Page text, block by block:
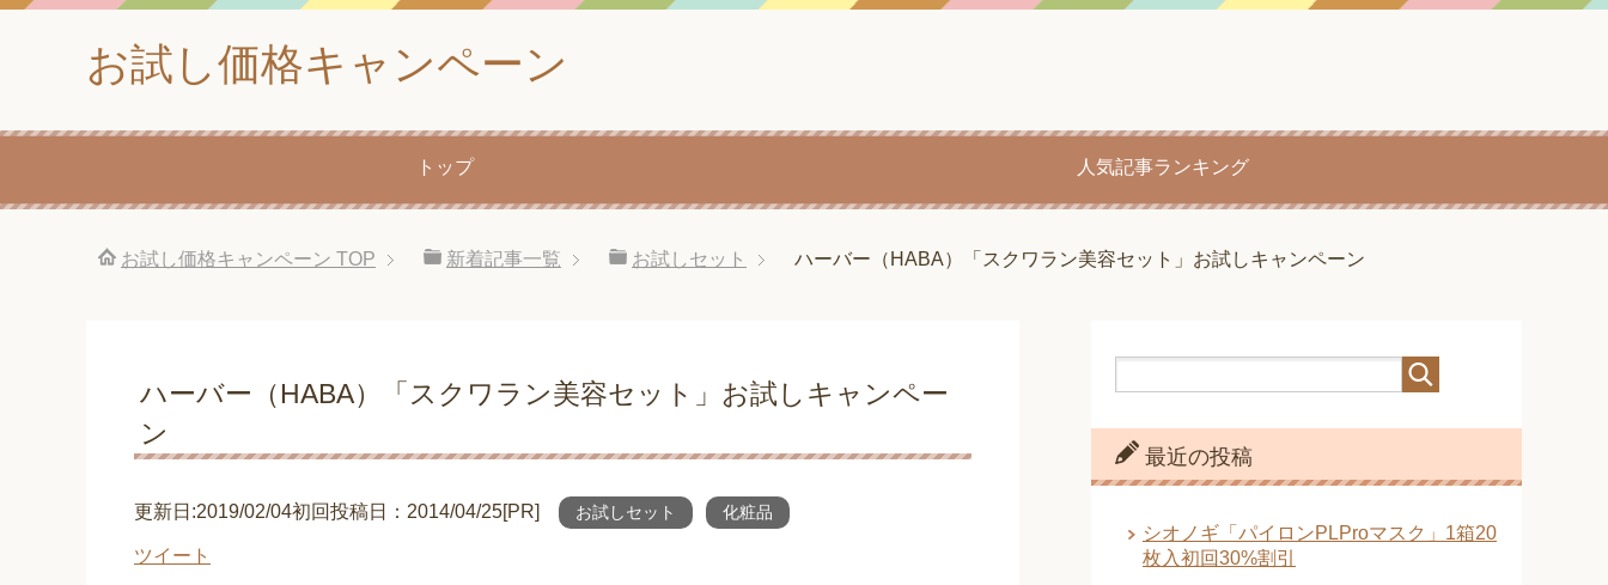
お試し価格キャンペーン
トップ 人気記事ランキング
お試し価格キャンペーン TOP 新着記事一覧 お試しセット ハーバー（HABA）「スクワラン美容セット」お試しキャンペーン
ハーバー（HABA）「スクワラン美容セット」お試しキャンペー
ン
更新日:2019/02/04初回投稿日：2014/04/25[PR] お試しセット 化粧品
ツイート
最近の投稿
シオノギ「パイロンPLProマスク」1箱20
枚入初回30%割引